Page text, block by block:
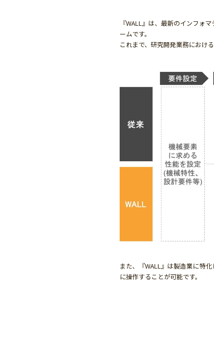
『WALL』は、最新のインフォ
ームです。
これまで、研究開発業務におけ
また、『WALL』は製造業に特
に操作することが可能です。